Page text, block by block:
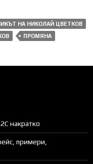
НА НИКОЛАЙ ЦВЕТКОВ
ПРОМЯНА
накратко
примери,